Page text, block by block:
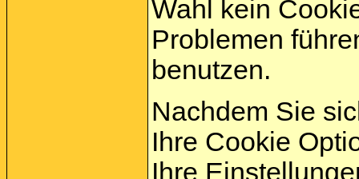
Wahl kein
Problemen
benutzen.
Nachdem Sie
Ihre Cookie
Ihre